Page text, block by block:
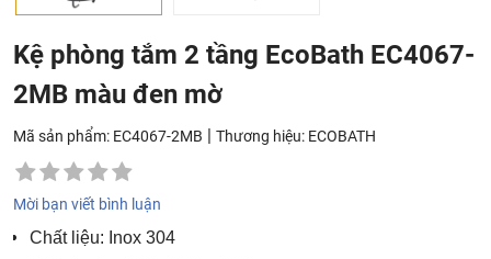
Kệ phòng tắm 2 tầng EcoBath EC4067-
2MB màu đen mờ
Mã sản phẩm: EC4067-2MB | Thương hiệu: ECOBATH
Mời bạn viết bình luận
Chất liệu: Inox 304